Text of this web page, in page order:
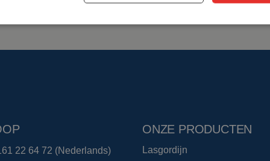
22 64 72 (Nederlands)
ONZE PRODUCTEN
Lasgordijn